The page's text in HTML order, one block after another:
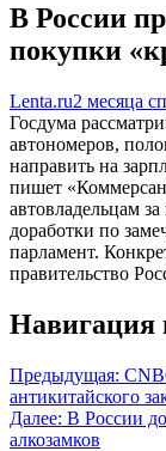
В России
покупки
Lenta.ru2 месяца
Госдума
автономеров,
направить на
пишет
автовладельцам
доработки по
парламент.
правительство
Навигация
Предыдущая:
антикитайского
Далее: В России
алкозамков